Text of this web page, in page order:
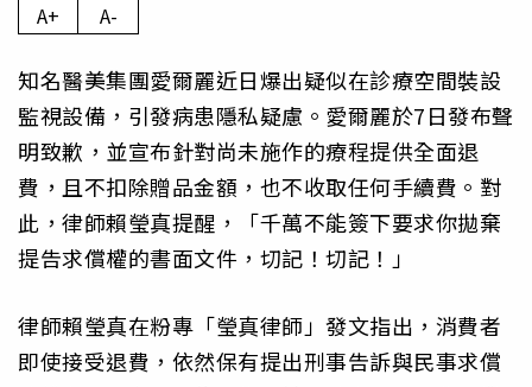
A+ A-
知名醫美集團愛爾麗近日爆出疑似在診療空間裝設
監視設備，引發病患隱私疑慮。愛爾麗於7日發布聲
明致歉，並宣布針對尚未施作的療程提供全面退
費，且不扣除贈品金額，也不收取任何手續費。對
此，律師賴瑩真提醒，「千萬不能簽下要求你拋棄
提告求償權的書面文件，切記！切記！」
律師賴瑩真在粉專「瑩真律師」發文指出，消費者
即使接受退費，依然保有提出刑事告訴與民事求償